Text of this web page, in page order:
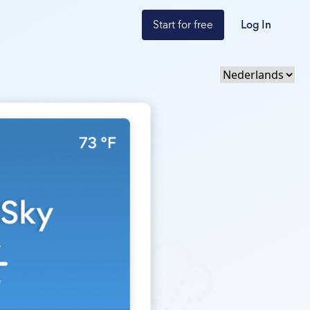
Start for free Log In